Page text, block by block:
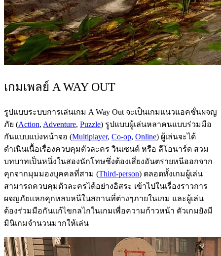
เกมเพลย์ A WAY OUT
รูปแบบระบบการเล่นเกม A Way Out จะเป็นเกมแนวแอคชั่นผจญ
ภัย (Action, Adventure, Puzzle) รูปแบบผู้เล่นหลาคนแบบร่วมมือ
กันแบบแบ่งหน้าจอ (Multiplayer, Co-op, Online) ผู้เล่นจะได้
ดำเนินเนื้อเรื่องควบคุมตัวละคร วินเซนต์ หรือ ลีโอนาร์ด สวม
บทบาทเป็นหนึ่งในสองนักโทษซึ่งต้องเสี่ยงอันตรายหนีออกจาก
คุกจากมุมมองบุคคลที่สาม (Third-person) ตลอดทั้งเกมผู้เล่น
สามารถควบคุมตัวละครได้อย่างอิสระ เข้าไปในเรื่องราวการ
ผจญภัยแหกคุกหลบหนีในสถานที่ต่างๆภายในเกม และผู้เล่น
ต้องร่วมมือกันแก้ไขกลไกในเกมเพื่อความก้าวหน้า ตัวเกมยังมี
มินิเกมจำนวนมากให้เล่น